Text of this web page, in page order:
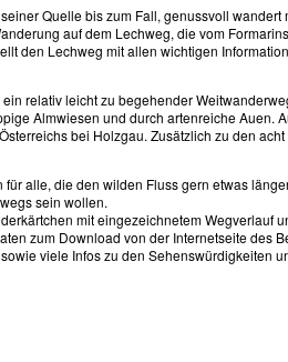
Quelle bis zum Fall, genussvoll
auf dem Lechweg, die vom
den Lechweg mit allen wichtigen
relativ leicht zu begehender
Almwiesen und durch artenreiche Auen.
bei Holzgau. Zusätzlich zu den
alle, die den wilden Fluss gern etwas
sein wollen.
mit eingezeichnetem Wegverlauf
zum Download von der Internetseite des
viele Infos zu den Sehenswürdigkeiten